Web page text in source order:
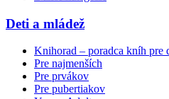
Deti a mládež
Knihorad – poradca kníh pre
Pre najmenších
Pre prvákov
Pre pubertiakov